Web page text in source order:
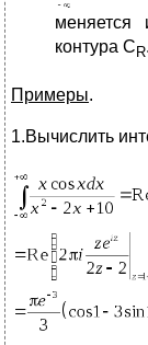
меняется
контура C R.
Примеры.
1.Вычислить